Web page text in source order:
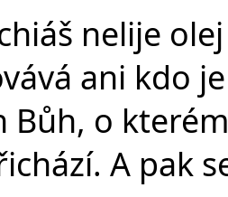
nelije
ani kdo
Bůh, o
A pak